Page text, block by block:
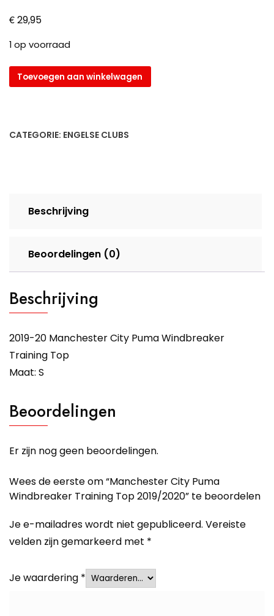
€29,95
1 op voorraad
Manchester
City
Training
Toevoegen aan winkelwagen
CATEGORIE: ENGELSE CLUBS
Beschrijving
Beoordelingen (0)
Beschrijving
2019-20 Manchester City Puma Windbreaker
Training Top
Maat: S
Beoordelingen
Er zijn nog geen beoordelingen.
Wees de eerste om “Manchester City Puma
Windbreaker Training Top 2019/2020” te beoordelen
Je e-mailadres wordt niet gepubliceerd. Vereiste
velden zijn gemarkeerd met *
Je waardering *